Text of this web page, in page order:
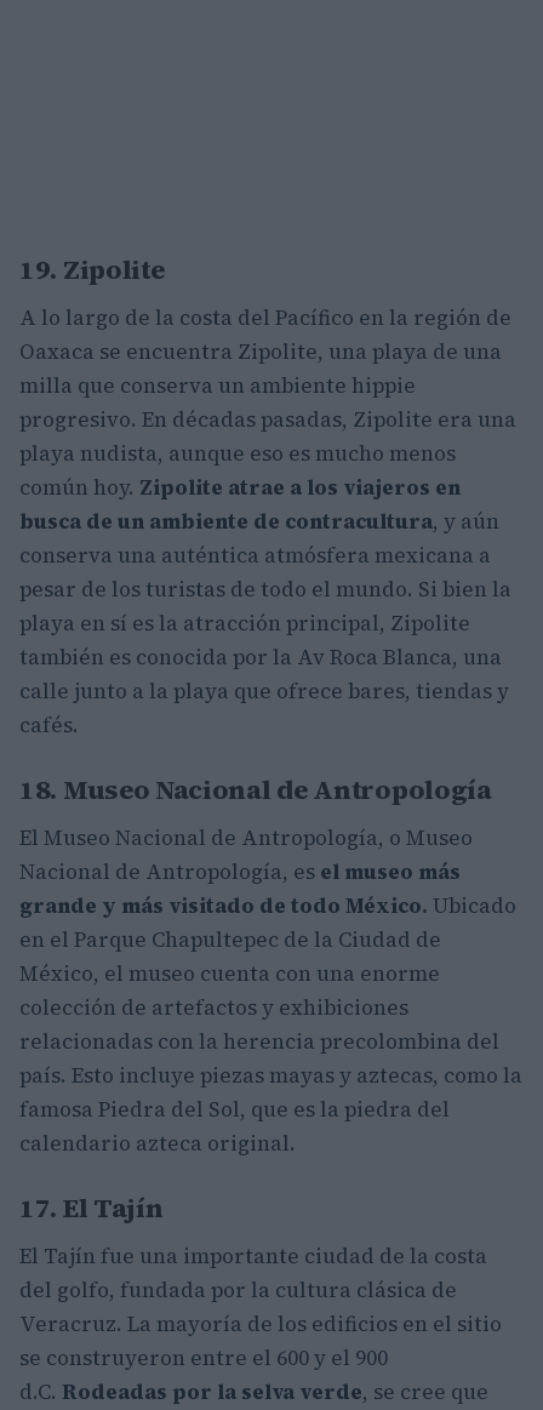
19. Zipolite
A lo largo de la costa del Pacífico en la región de
Oaxaca se encuentra Zipolite, una playa de una
milla que conserva un ambiente hippie
progresivo. En décadas pasadas, Zipolite era una
playa nudista, aunque eso es mucho menos
común hoy. Zipolite atrae a los viajeros en
busca de un ambiente de contracultura, y aún
conserva una auténtica atmósfera mexicana a
pesar de los turistas de todo el mundo. Si bien la
playa en sí es la atracción principal, Zipolite
también es conocida por la Av Roca Blanca, una
calle junto a la playa que ofrece bares, tiendas y
cafés.
18. Museo Nacional de Antropología
El Museo Nacional de Antropología, o Museo
Nacional de Antropología, es el museo más
grande y más visitado de todo México. Ubicado
en el Parque Chapultepec de la Ciudad de
México, el museo cuenta con una enorme
colección de artefactos y exhibiciones
relacionadas con la herencia precolombina del
país. Esto incluye piezas mayas y aztecas, como la
famosa Piedra del Sol, que es la piedra del
calendario azteca original.
17. El Tajín
El Tajín fue una importante ciudad de la costa
del golfo, fundada por la cultura clásica de
Veracruz. La mayoría de los edificios en el sitio
se construyeron entre el 600 y el 900
d.C. Rodeadas por la selva verde, se cree que